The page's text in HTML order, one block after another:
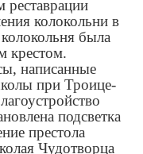
реставрации
колокольни в
была
крестом.
написанные
при Троице-
подсветка
престола
Чудотворца